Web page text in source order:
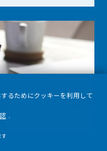
るためにクッキーを利用して
.
す